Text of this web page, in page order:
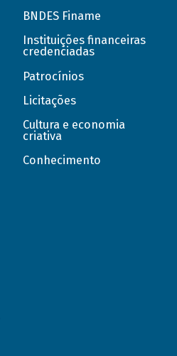
BNDES Finame
Instituições financeiras
credenciadas
Patrocínios
Licitações
Cultura e economia
criativa
Conhecimento